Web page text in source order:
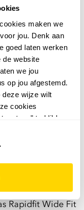
maken we
jou. Denk aan
goed laten werken
de website
we jou
op jou afgestemd.
deze wijze wilt
cookies
te klikken.
Rapidfit Wide Fit